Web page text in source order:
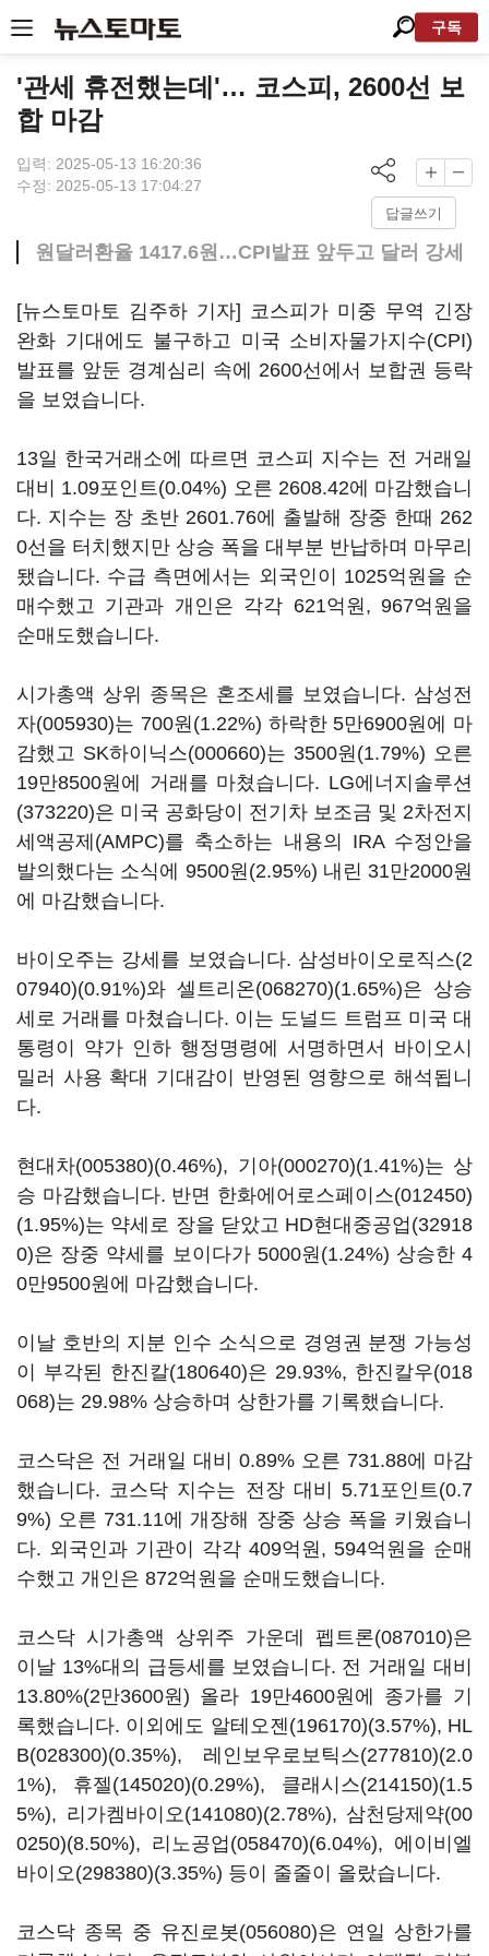
구독
'관세 휴전했는데'… 코스피, 2600선 보
합 마감
입력: 2025-05-13 16:20:36
수정: 2025-05-13 17:04:27
답글쓰기
원달러환율 1417.6원…CPI발표 앞두고 달러 강세
[뉴스토마토 김주하 기자] 코스피가 미중 무역 긴장
완화 기대에도 불구하고 미국 소비자물가지수(CPI)
발표를 앞둔 경계심리 속에 2600선에서 보합권 등락
을 보였습니다.
13일 한국거래소에 따르면 코스피 지수는 전 거래일
대비 1.09포인트(0.04%) 오른 2608.42에 마감했습니
다. 지수는 장 초반 2601.76에 출발해 장중 한때 262
0선을 터치했지만 상승 폭을 대부분 반납하며 마무리
됐습니다. 수급 측면에서는 외국인이 1025억원을 순
매수했고 기관과 개인은 각각 621억원, 967억원을
순매도했습니다.
시가총액 상위 종목은 혼조세를 보였습니다. 삼성전
자(005930)는 700원(1.22%) 하락한 5만6900원에 마
감했고 SK하이닉스(000660)는 3500원(1.79%) 오른
19만8500원에 거래를 마쳤습니다. LG에너지솔루션
(373220)은 미국 공화당이 전기차 보조금 및 2차전지
세액공제(AMPC)를 축소하는 내용의 IRA 수정안을
발의했다는 소식에 9500원(2.95%) 내린 31만2000원
에 마감했습니다.
바이오주는 강세를 보였습니다. 삼성바이오로직스(2
07940)(0.91%)와 셀트리온(068270)(1.65%)은 상승
세로 거래를 마쳤습니다. 이는 도널드 트럼프 미국 대
통령이 약가 인하 행정명령에 서명하면서 바이오시
밀러 사용 확대 기대감이 반영된 영향으로 해석됩니
다.
현대차(005380)(0.46%), 기아(000270)(1.41%)는 상
승 마감했습니다. 반면 한화에어로스페이스(012450)
(1.95%)는 약세로 장을 닫았고 HD현대중공업(32918
0)은 장중 약세를 보이다가 5000원(1.24%) 상승한 4
0만9500원에 마감했습니다.
이날 호반의 지분 인수 소식으로 경영권 분쟁 가능성
이 부각된 한진칼(180640)은 29.93%, 한진칼우(018
068)는 29.98% 상승하며 상한가를 기록했습니다.
코스닥은 전 거래일 대비 0.89% 오른 731.88에 마감
했습니다. 코스닥 지수는 전장 대비 5.71포인트(0.7
9%) 오른 731.11에 개장해 장중 상승 폭을 키웠습니
다. 외국인과 기관이 각각 409억원, 594억원을 순매
수했고 개인은 872억원을 순매도했습니다.
코스닥 시가총액 상위주 가운데 펩트론(087010)은
이날 13%대의 급등세를 보였습니다. 전 거래일 대비
13.80%(2만3600원) 올라 19만4600원에 종가를 기
록했습니다. 이외에도 알테오젠(196170)(3.57%), HL
B(028300)(0.35%), 레인보우로보틱스(277810)(2.0
1%), 휴젤(145020)(0.29%), 클래시스(214150)(1.5
5%), 리가켐바이오(141080)(2.78%), 삼천당제약(00
0250)(8.50%), 리노공업(058470)(6.04%), 에이비엘
바이오(298380)(3.35%) 등이 줄줄이 올랐습니다.
코스닥 종목 중 유진로봇(056080)은 연일 상한가를